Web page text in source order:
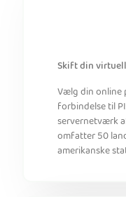
Skift din
Vælg din online
forbindelse til
servernetværk
omfatter 50
amerikanske